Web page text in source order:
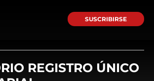
SUSCRIBIRSE
REGISTRO ÚNICO